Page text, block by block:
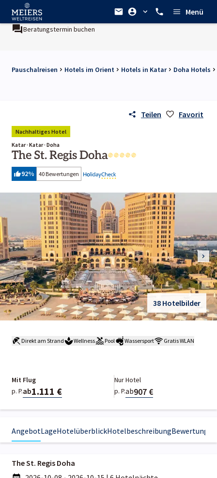
Menü
Beratungstermin buchen
Pauschalreisen Hotels im Orient Hotels in Katar Doha Hotels
Teilen Favorit
Nachhaltiges Hotel
Katar · Katar · Doha
The St. Regis Doha
92% 40 Bewertungen
38 Hotelbilder
Direkt am Strand Wellness Pool Wassersport Gratis WLAN
Mit Flug
p. P.ab1.111 €
Nur Hotel
p. P.ab907 €
AngebotLageHotelüberblickHotelbeschreibungBewertungen
The St. Regis Doha